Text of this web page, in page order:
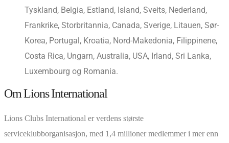
Tyskland, Belgia, Estland, Island, Sveits, Nederland,
Frankrike, Storbritannia, Canada, Sverige, Litauen, Sør-
Korea, Portugal, Kroatia, Nord-Makedonia, Filippinene,
Costa Rica, Ungarn, Australia, USA, Irland, Sri Lanka,
Luxembourg og Romania.
Om Lions International
Lions Clubs International er verdens største
serviceklubborganisasjon, med 1,4 millioner medlemmer i mer enn